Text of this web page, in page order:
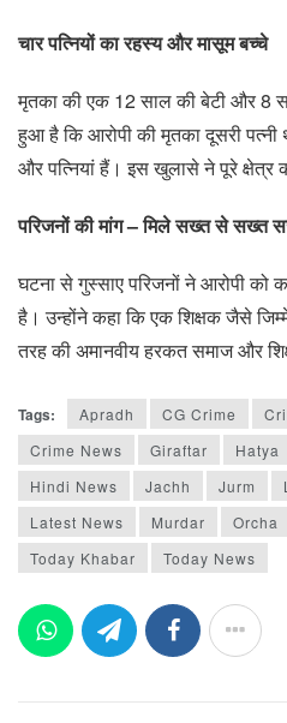
चार पत्नियों का रहस्य और मासूम बच्चे
मृतका की एक 12 साल की बेटी और 8
हुआ है कि आरोपी की मृतका दूसरी
और पत्नियां हैं। इस खुलासे ने पूरे क्षेत्र
परिजनों की मांग – मिले सख्त से सख्त
घटना से गुस्साए परिजनों ने आरोपी को
है। उन्होंने कहा कि एक शिक्षक जैसे
तरह की अमानवीय हरकत समाज और
Tags: Apradh CG Crime
Crime News
Giraftar Hatya
Hindi News
Jachh Jurm
Latest News
Murdar Orcha
Today Khabar
Today News